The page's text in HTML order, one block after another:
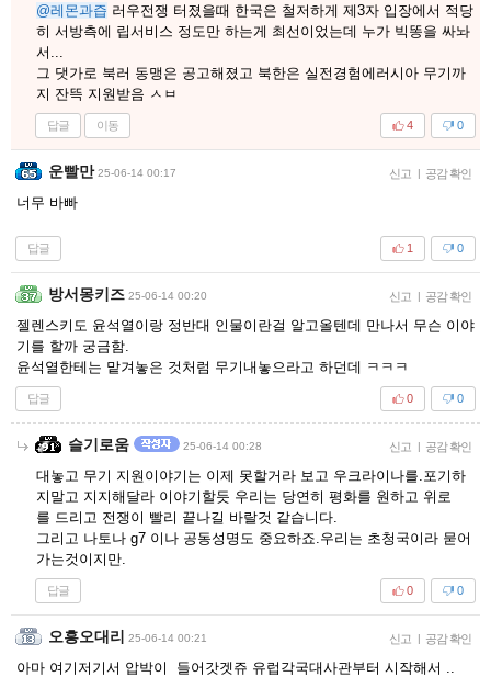
@레몬과즙 러우전쟁 터졌을때 한국은 철저하게 제3자 입장에서 적당
히 서방측에 립서비스 정도만 하는게 최선이었는데 누가 빅똥을 싸놔
서...
그 댓가로 북러 동맹은 공고해졌고 북한은 실전경험에러시아 무기까
지 잔뜩 지원받음 ㅅㅂ
답글 이동 0
4
운빨만 25-06-14 00:17 신고 | 공감 확인
너무 바빠
답글 0
1
방서몽키즈 25-06-14 00:20 신고 | 공감 확인
젤렌스키도 윤석열이랑 정반대 인물이란걸 알고올텐데 만나서 무슨 이야
기를 할까 궁금함.
윤석열한테는 맡겨놓은 것처럼 무기내놓으라고 하던데 ㅋㅋㅋ
답글 0
0
슬기로움 25-06-14 00:28 신고 | 공감 확인
대놓고 무기 지원이야기는 이제 못할거라 보고 우크라이나를.포기하
지말고 지지해달라 이야기할듯 우리는 당연히 평화를 원하고 위로
를 드리고 전쟁이 빨리 끝나길 바랄것 같습니다.
그리고 나토나 g7 이나 공동성명도 중요하죠.우리는 초청국이라 묻어
가는것이지만.
답글 0
0
오흥오대리 25-06-14 00:21 신고 | 공감 확인
아마 여기저기서 압박이 들어갓겟쥬 유럽각국대사관부터 시작해서 ..